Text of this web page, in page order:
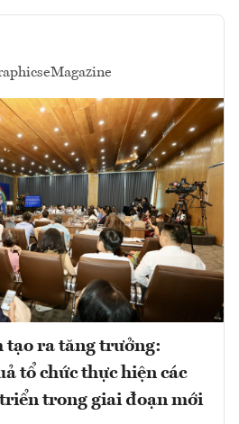
eMagazine
tạo ra tăng trưởng:
tổ chức thực hiện các
trong giai đoạn mới